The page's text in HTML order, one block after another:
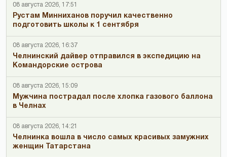
08 августа 2026, 17:51
Рустам Минниханов поручил качественно
подготовить школы к 1 сентября
08 августа 2026, 16:37
Челнинский дайвер отправился в экспедицию на
Командорские острова
08 августа 2026, 15:09
Мужчина пострадал после хлопка газового баллона
в Челнах
08 августа 2026, 14:21
Челнинка вошла в число самых красивых замужних
женщин Татарстана